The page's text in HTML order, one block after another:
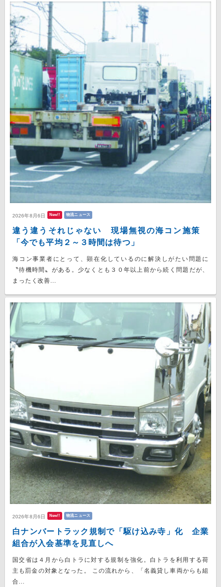
2026年8月6日 New!! 物流ニュース
違う違うそれじゃない 現場無視の海コン施策
「今でも平均２～３時間は待つ」
海コン事業者にとって、顕在化しているのに解決しがたい問題に
〝待機時間〟がある。少なくとも３０年以上前から続く問題だが、
まったく改善...
2026年8月6日 New!! 物流ニュース
白ナンバートラック規制で「駆け込み寺」化 企業
組合が入会基準を見直しへ
国交省は４月から白トラに対する規制を強化。白トラを利用する荷
主も罰金の対象となった。 この流れから、「名義貸し車両からも組
合...